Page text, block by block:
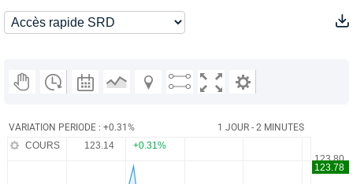
VARIATION PERIODE : +0.31% 1 JOUR - 2 MINUTES
COURS 123.14 +0.31%